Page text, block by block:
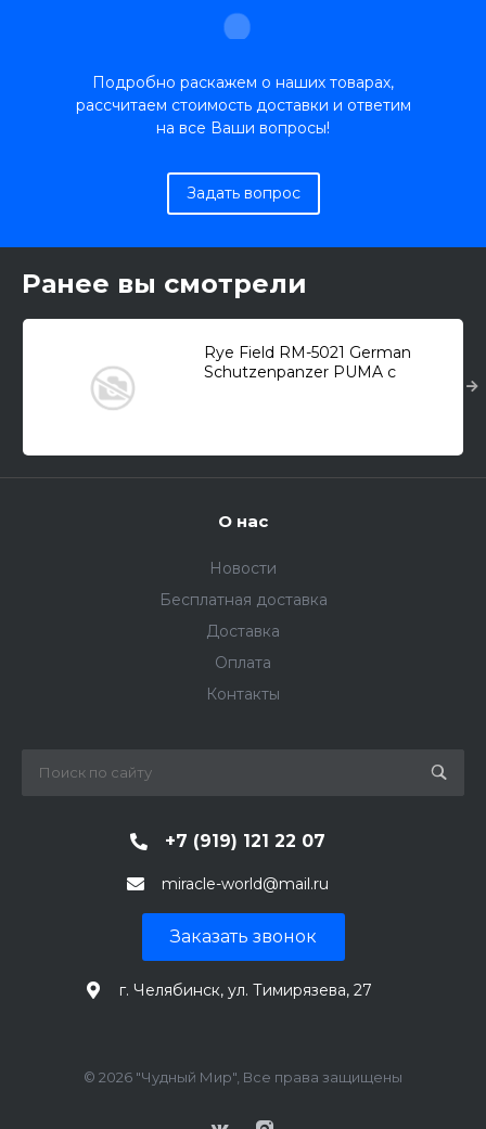
Подробно раскажем о наших товарах,
рассчитаем стоимость доставки и ответим
на все Ваши вопросы!
Задать вопрос
Ранее вы смотрели
Rye Field RM-5021 German
Schutzenpanzer PUMA с
О нас
Новости
Бесплатная доставка
Доставка
Оплата
Контакты
+7 (919) 121 22 07
miracle-world@mail.ru
Заказать звонок
г. Челябинск, ул. Тимирязева, 27
© 2026 "Чудный Мир", Все права защищены